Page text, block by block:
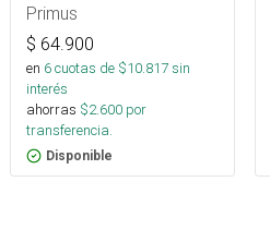
Primus
$ 64.900
en 6cuotas de $10.817sin
interés
ahorras $2.600 por
transferencia.
Disponible